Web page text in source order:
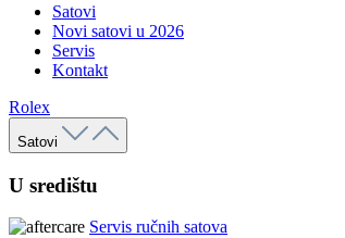
Satovi
Novi satovi u 2026
Servis
Kontakt
Rolex
Satovi
U središtu
Servis ručnih satova